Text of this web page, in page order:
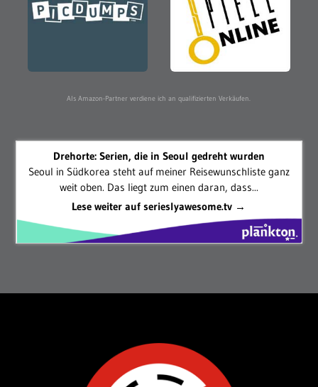
Als Amazon-Partner verdiene ich an qualifizierten Verkäufen.
Drehorte: Serien, die in Seoul gedreht wurden
Seoul in Südkorea steht auf meiner Reisewunschliste ganz
weit oben. Das liegt zum einen daran, dass...
Lese weiter auf serieslyawesome.tv →